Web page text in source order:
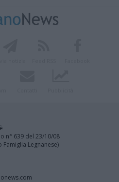
n° 639 del 23/10/08
Legnanese)